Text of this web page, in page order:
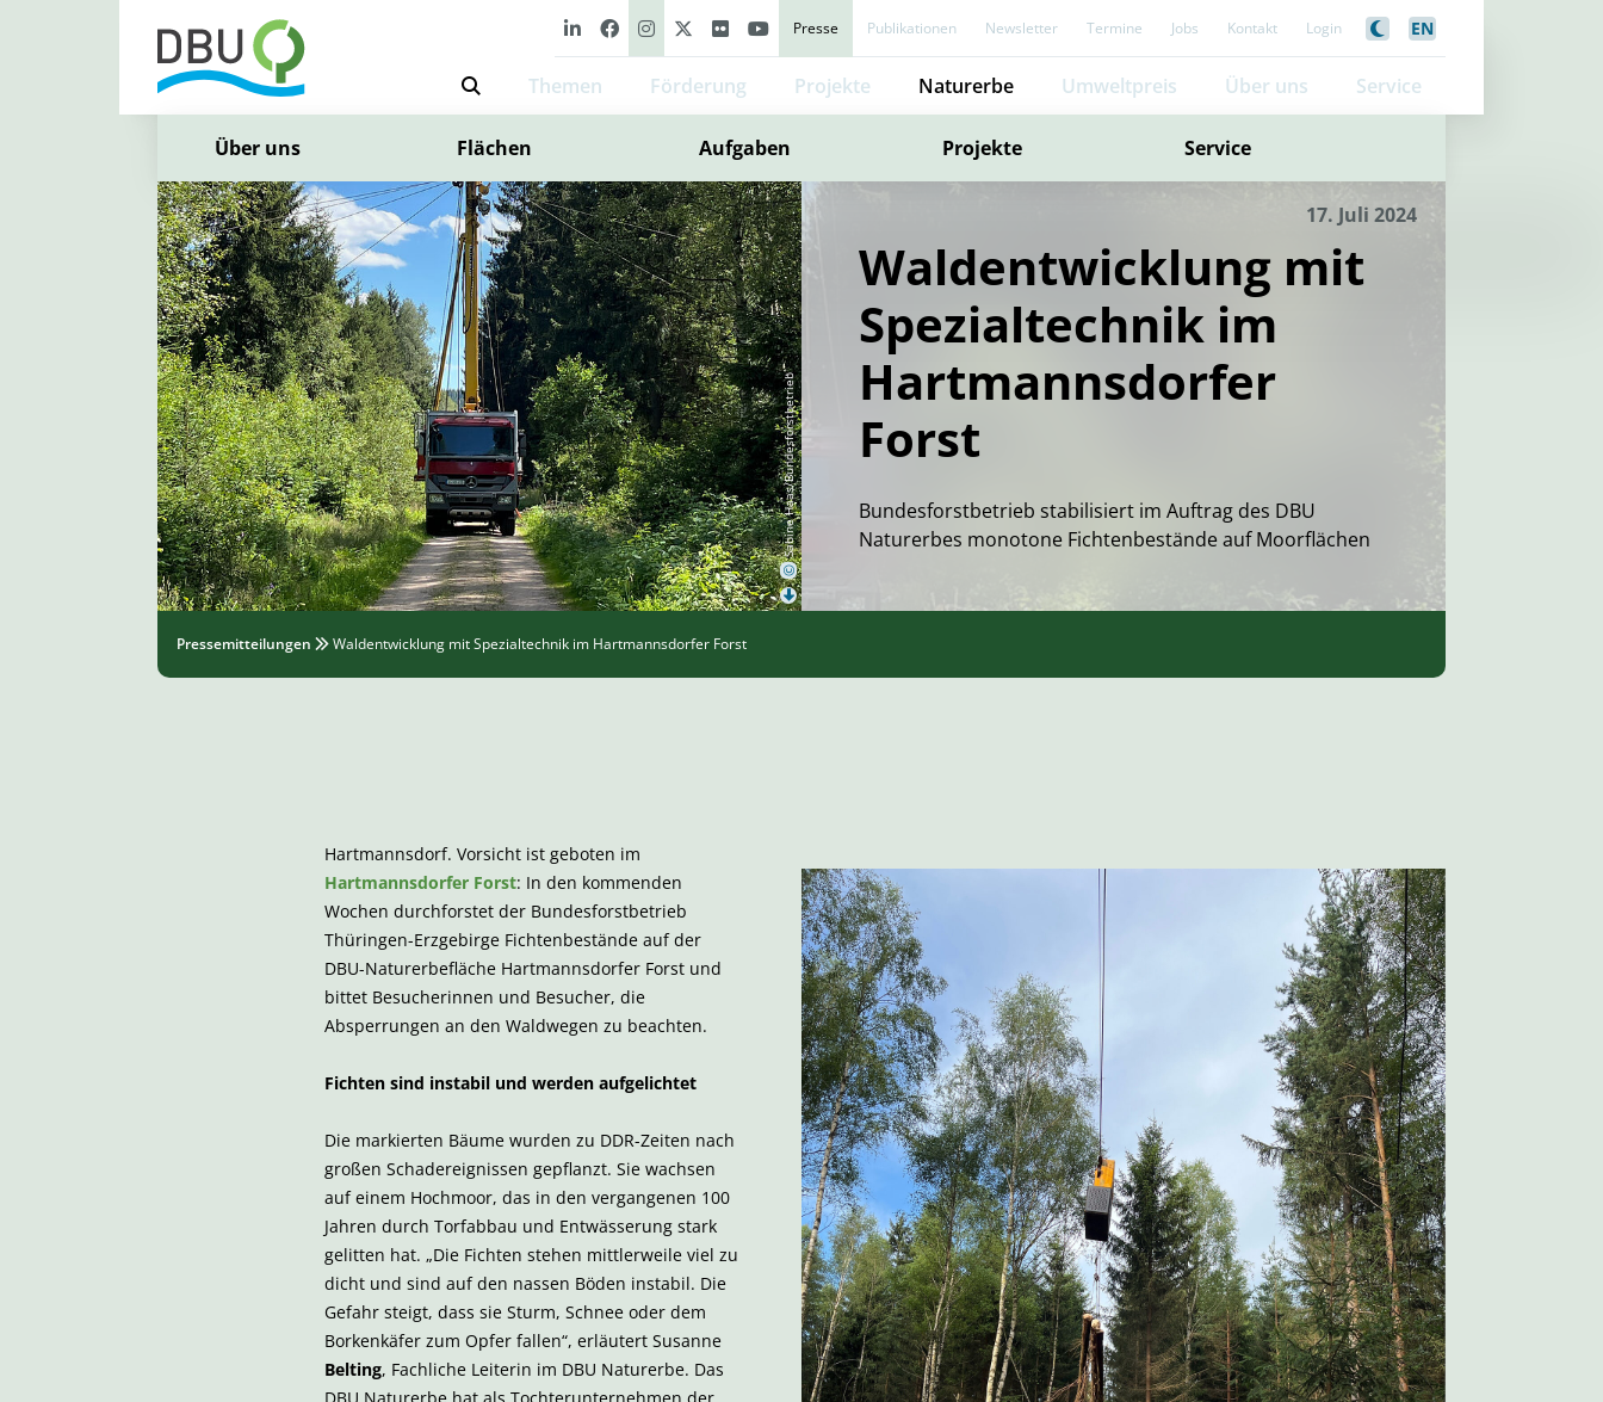
Presse Publikationen Newsletter Termine Jobs Kontakt Login EN
Themen Förderung Projekte Naturerbe
Über uns Flächen Aufgaben Projekte Service
Umweltpreis Über uns Service
©
Sabine Haas/Bundesforstbetrieb
17. Juli 2024
Waldentwicklung mit
Spezialtechnik im
Hartmannsdorfer
Forst
Bundesforstbetrieb stabilisiert im Auftrag des DBU
Naturerbes monotone Fichtenbestände auf Moorflächen
Pressemitteilungen Waldentwicklung mit Spezialtechnik im Hartmannsdorfer Forst
Hartmannsdorf. Vorsicht ist geboten im
Hartmannsdorfer Forst: In den kommenden
Wochen durchforstet der Bundesforstbetrieb
Thüringen-Erzgebirge Fichtenbestände auf der
DBU-Naturerbefläche Hartmannsdorfer Forst und
bittet Besucherinnen und Besucher, die
Absperrungen an den Waldwegen zu beachten.
Fichten sind instabil und werden aufgelichtet
Die markierten Bäume wurden zu DDR-Zeiten nach
großen Schadereignissen gepflanzt. Sie wachsen
auf einem Hochmoor, das in den vergangenen 100
Jahren durch Torfabbau und Entwässerung stark
gelitten hat. „Die Fichten stehen mittlerweile viel zu
dicht und sind auf den nassen Böden instabil. Die
Gefahr steigt, dass sie Sturm, Schnee oder dem
Borkenkäfer zum Opfer fallen“, erläutert Susanne
Belting, Fachliche Leiterin im DBU Naturerbe. Das